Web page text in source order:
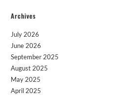
Archives
July 2026
June 2026
September 2025
August 2025
May 2025
April 2025